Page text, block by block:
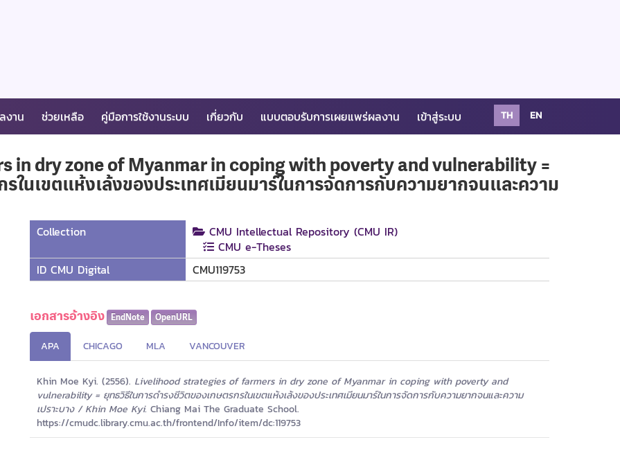
งาน ช่วยเหลือ คู่มือการใช้งานระบบ เกี่ยวกับ แบบตอบรับการเผยแพร่ผลงาน เข้าสู่ระบบ TH EN
in dry zone of Myanmar in coping with poverty and vulnerability =
ในเขตแห้งเล้งของประเทศเมียนมาร์ในการจัดการกับความยากจนและความ
Collection
CMU Intellectual Repository (CMU IR)
CMU e-Theses
ID CMU Digital
CMU119753
เอกสารอ้างอิง EndNote OpenURL
APA CHICAGO MLA VANCOUVER
Khin Moe Kyi. (2556). Livelihood strategies of farmers in dry zone of Myanmar in coping with poverty and
vulnerability = ยุทธวิธีในการดำรงชีวิตของเกษตรกรในเขตแห้งเล้งของประเทศเมียนมาร์ในการจัดการกับความยากจนและความ
เปราะบาง / Khin Moe Kyi. Chiang Mai The Graduate School.
https://cmudc.library.cmu.ac.th/frontend/Info/item/dc:119753